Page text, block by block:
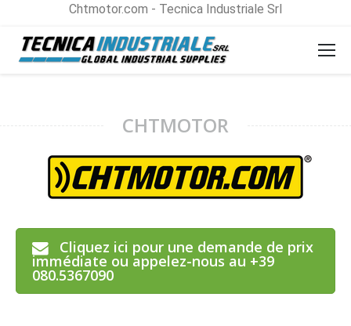
Chtmotor.com - Tecnica Industriale Srl
CHTMOTOR
Cliquez ici pour une demande de prix
immédiate ou appelez-nous au +39
080.5367090